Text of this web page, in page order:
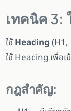
เทคนิค 3:
ใช้Heading(H1,
ใช้ Heading เพื่อเ
กฎสำคัญ: